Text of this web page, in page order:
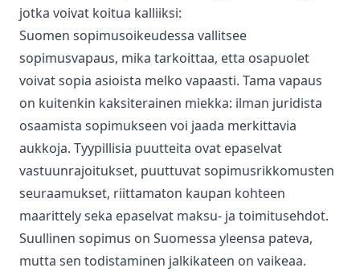
jotka voivat koitua kalliiksi:
Suomen sopimusoikeudessa vallitsee
sopimusvapaus, mika tarkoittaa, etta osapuolet
voivat sopia asioista melko vapaasti. Tama vapaus
on kuitenkin kaksiterainen miekka: ilman juridista
osaamista sopimukseen voi jaada merkittavia
aukkoja. Tyypillisia puutteita ovat epaselvat
vastuunrajoitukset, puuttuvat sopimusrikkomusten
seuraamukset, riittamaton kaupan kohteen
maarittely seka epaselvat maksu- ja toimitusehdot.
Suullinen sopimus on Suomessa yleensa pateva,
mutta sen todistaminen jalkikateen on vaikeaa.